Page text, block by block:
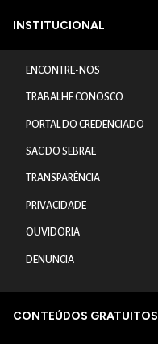
INSTITUCIONAL
ENCONTRE-NOS
TRABALHE CONOSCO
PORTAL DO CREDENCIADO
SAC DO SEBRAE
TRANSPARÊNCIA
PRIVACIDADE
OUVIDORIA
DENUNCIA
CONTEÚDOS GRATUITOS